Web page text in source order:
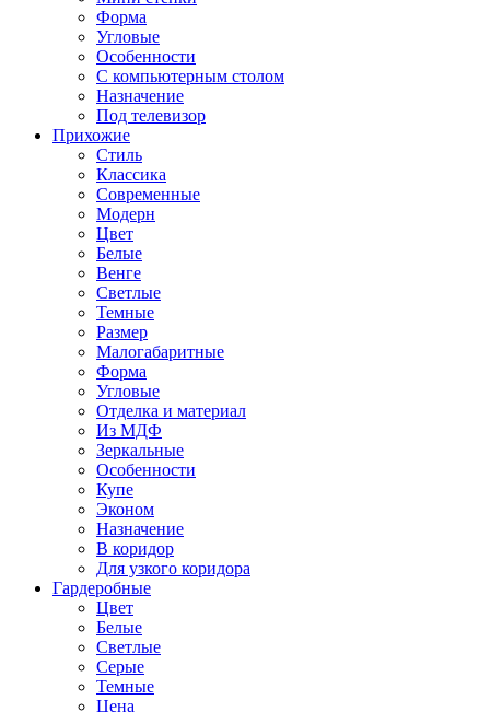
Форма
Угловые
Особенности
С компьютерным столом
Назначение
Под телевизор
Прихожие
Стиль
Классика
Современные
Модерн
Цвет
Белые
Венге
Светлые
Темные
Размер
Малогабаритные
Форма
Угловые
Отделка и материал
Из МДФ
Зеркальные
Особенности
Купе
Эконом
Назначение
В коридор
Для узкого коридора
Гардеробные
Цвет
Белые
Светлые
Серые
Темные
Цена